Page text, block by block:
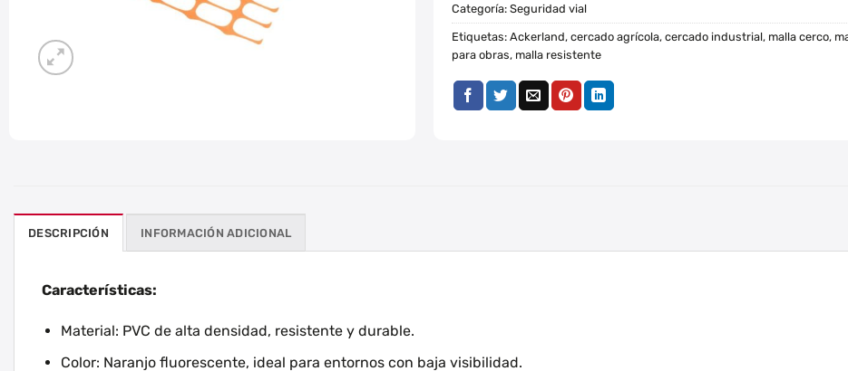
Categoría: Seguridad vial
Etiquetas: Ackerland, cercado agrícola, cercado industrial, malla cerco,
para obras, malla resistente
DESCRIPCIÓN INFORMACIÓN ADICIONAL
Características:
Material: PVC de alta densidad, resistente y durable.
Color: Naranjo fluorescente, ideal para entornos con baja visibilidad.